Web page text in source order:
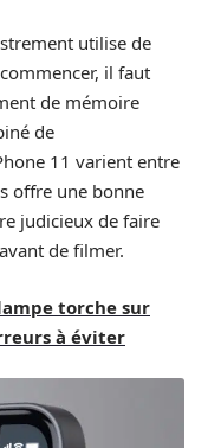
utilise de
il faut
de mémoire
de
11 varient entre
offre une bonne
judicieux de faire
de filmer.
torche sur
à éviter